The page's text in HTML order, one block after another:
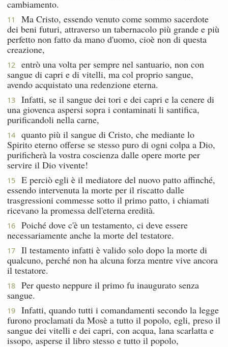
cambiamento.
11
Ma Cristo, essendo venuto come sommo sacerdote
dei beni futuri, attraverso un tabernacolo più grande e più
perfetto non fatto da mano d'uomo, cioè non di questa
creazione,
12
entrò una volta per sempre nel santuario, non con
sangue di capri e di vitelli, ma col proprio sangue,
avendo acquistato una redenzione eterna.
13
Infatti, se il sangue dei tori e dei capri e la cenere di
una giovenca aspersi sopra i contaminati li santifica,
purificandoli nella carne,
14
quanto più il sangue di Cristo, che mediante lo
Spirito eterno offerse se stesso puro di ogni colpa a Dio,
purificherà la vostra coscienza dalle opere morte per
servire il Dio vivente!
15
E perciò egli è il mediatore del nuovo patto affinché,
essendo intervenuta la morte per il riscatto dalle
trasgressioni commesse sotto il primo patto, i chiamati
ricevano la promessa dell'eterna eredità.
16
Poiché dove c'è un testamento, ci deve essere
necessariamente anche la morte del testatore.
17
Il testamento infatti è valido solo dopo la morte di
qualcuno, perché non ha alcuna forza mentre vive ancora
il testatore.
18
Per questo neppure il primo fu inaugurato senza
sangue.
19
Infatti, quando tutti i comandamenti secondo la legge
furono proclamati da Mosè a tutto il popolo, egli, preso il
sangue dei vitelli e dei capri, con acqua, lana scarlatta e
issopo, asperse il libro stesso e tutto il popolo,